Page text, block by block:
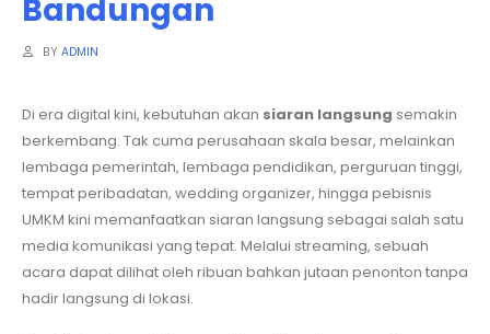
Bandungan
BY ADMIN
Di era digital kini, kebutuhan akan siaran langsung semakin
berkembang. Tak cuma perusahaan skala besar, melainkan
lembaga pemerintah, lembaga pendidikan, perguruan tinggi,
tempat peribadatan, wedding organizer, hingga pebisnis
UMKM kini memanfaatkan siaran langsung sebagai salah satu
media komunikasi yang tepat. Melalui streaming, sebuah
acara dapat dilihat oleh ribuan bahkan jutaan penonton tanpa
hadir langsung di lokasi.